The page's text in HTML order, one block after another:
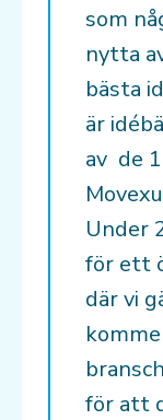
som
nytta
bästa
är
av de
Under
för ett
där vi
för att